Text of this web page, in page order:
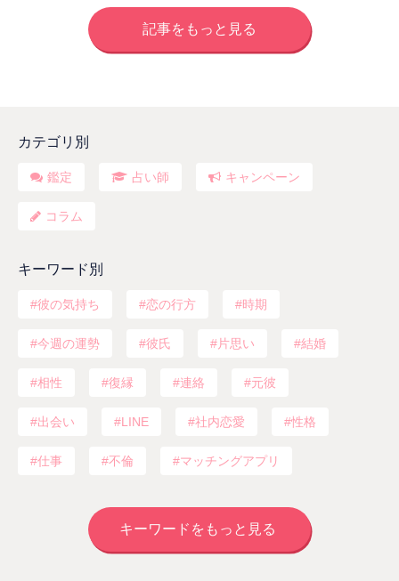
記事をもっと見る
カテゴリ別
鑑定 占い師 キャンペーン
コラム
キーワード別
彼の気持ち 恋の行方 時期
今週の運勢 彼氏 片思い 結婚
相性 復縁 連絡 元彼
出会い LINE 社内恋愛 性格
仕事 不倫 マッチングアプリ
キーワードをもっと見る